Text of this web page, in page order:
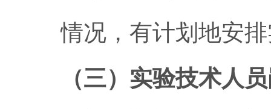
情况，有计划地安
（三）实验技术人